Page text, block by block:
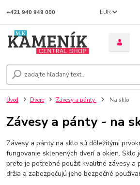
EUR
+421 940 949 000
Úvod Dvere Závesy a pánty Na sklo
Závesy a pánty - na
Závesy a pánty na sklo sú dôležitými
fungovanie sklenených dverí a okien. Sklo
preto je potrebné použiť kvalitné závesy a
držia a zabezpečujú jeho bezpečné